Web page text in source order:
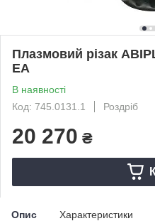
Плазмовий різак
EA
В наявності
Код: 745.0131.1
Роздріб
20 270 ₴
Опис Характеристики